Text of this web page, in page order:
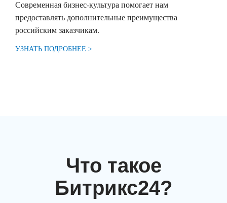
Современная бизнес-культура помогает нам
предоставлять дополнительные преимущества
российским заказчикам.
УЗНАТЬ ПОДРОБНЕЕ >
Что такое
Битрикс24?